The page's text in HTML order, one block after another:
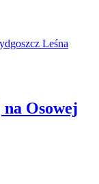
Leśna
Osowej